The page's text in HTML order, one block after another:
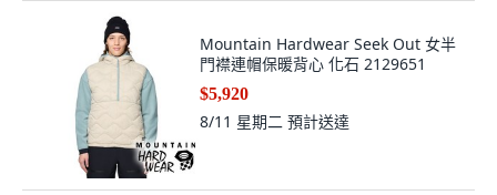
Mountain Hardwear Seek Out 女半
門襟連帽保暖背心 化石 2129651
$5,920
8/11 星期二 預計送達